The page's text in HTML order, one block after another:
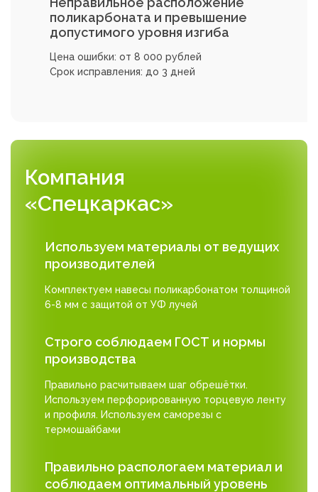
поликарбоната и превышение
допустимого уровня изгиба
Цена ошибки: от 8 000 рублей
Срок исправления: до 3 дней
Компания
«Спецкаркас»
Используем материалы от ведущих
производителей
Комплектуем навесы поликарбонатом толщиной
6-8 мм с защитой от УФ лучей
Строго соблюдаем ГОСТ и нормы
производства
Правильно расчитываем шаг обрешётки.
Используем перфорированную торцевую ленту
и профиля. Используем саморезы с
термошайбами
Правильно распологаем материал и
соблюдаем оптимальный уровень